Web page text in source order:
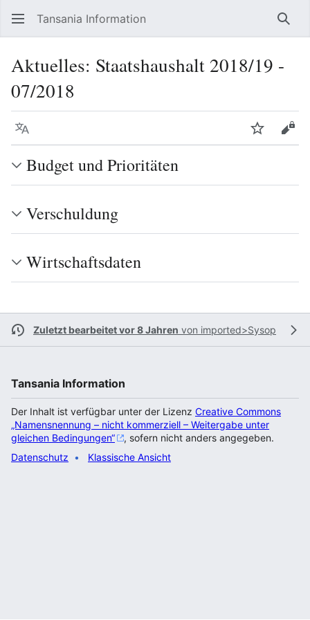
Tansania Information
Aktuelles: Staatshaushalt 2018/19 -
07/2018
Sprache
Budget und Prioritäten
Verschuldung
Wirtschaftsdaten
Zuletzt bearbeitet vor 8 Jahren von imported>Sysop
Tansania Information
Der Inhalt ist verfügbar unter der Lizenz Creative Commons
„Namensnennung – nicht kommerziell – Weitergabe unter
gleichen Bedingungen“
, sofern nicht anders angegeben.
Datenschutz
Klassische Ansicht